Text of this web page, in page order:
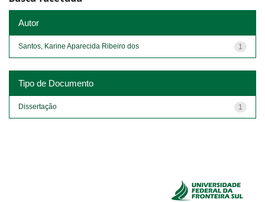
Autor
1
Santos, Karine Aparecida Ribeiro dos
Tipo de Documento
1
Dissertação